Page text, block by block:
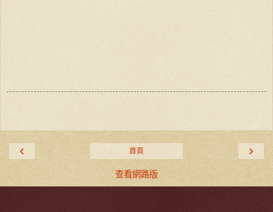
‹ ›
首頁
查看網路版